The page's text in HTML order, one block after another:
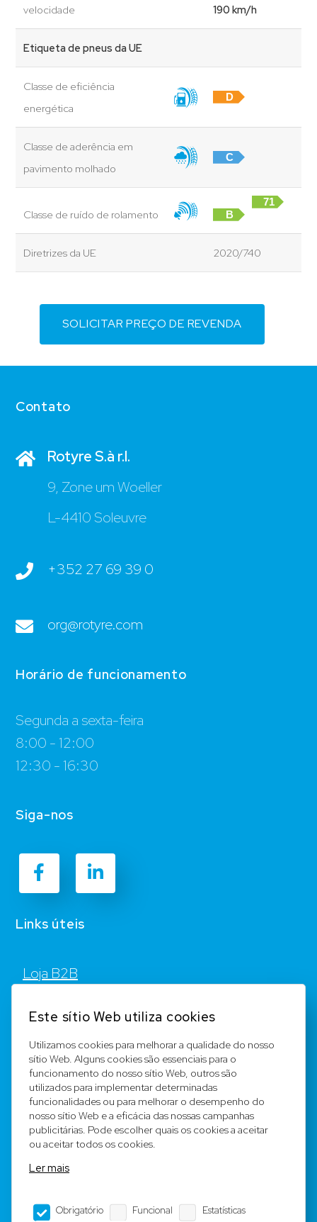
velocidade
190 km/h
Etiqueta de pneus da UE
Classe de eficiência
energética
D
Classe de aderência em
pavimento molhado
C
Classe de ruído de rolamento B
71
Diretrizes da UE 2020/740
SOLICITAR PREÇO DE REVENDA
Contato
Rotyre S.à r.l.
9, Zone um Woeller
L-4410 Soleuvre
+352 27 69 39 0
org@rotyre.com
Horário de funcionamento
Segunda a sexta-feira
8:00 - 12:00
12:30 - 16:30
Siga-nos
Links úteis
Loja B2B
Registar
Equipa
Notícia legal
Este sítio Web utiliza cookies
Utilizamos cookies para melhorar a qualidade do nosso
sítio Web. Alguns cookies são essenciais para o
funcionamento do nosso sítio Web, outros são
utilizados para implementar determinadas
funcionalidades ou para melhorar o desempenho do
nosso sítio Web e a eficácia das nossas campanhas
publicitárias. Pode escolher quais os cookies a aceitar
ou aceitar todos os cookies.
Ler mais
Obrigatório Funcional Estatísticas